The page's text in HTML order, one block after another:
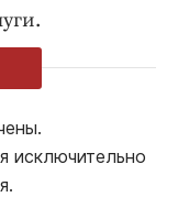
исключительно